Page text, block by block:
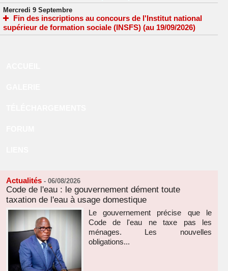
Mercredi 9 Septembre
Fin des inscriptions au concours de l'Institut national
supérieur de formation sociale (INSFS) (au 19/09/2026)
Actualités - 06/08/2026
Code de l'eau : le gouvernement dément toute
taxation de l'eau à usage domestique
Le gouvernement précise que le
Code de l'eau ne taxe pas les
ménages. Les nouvelles
obligations...